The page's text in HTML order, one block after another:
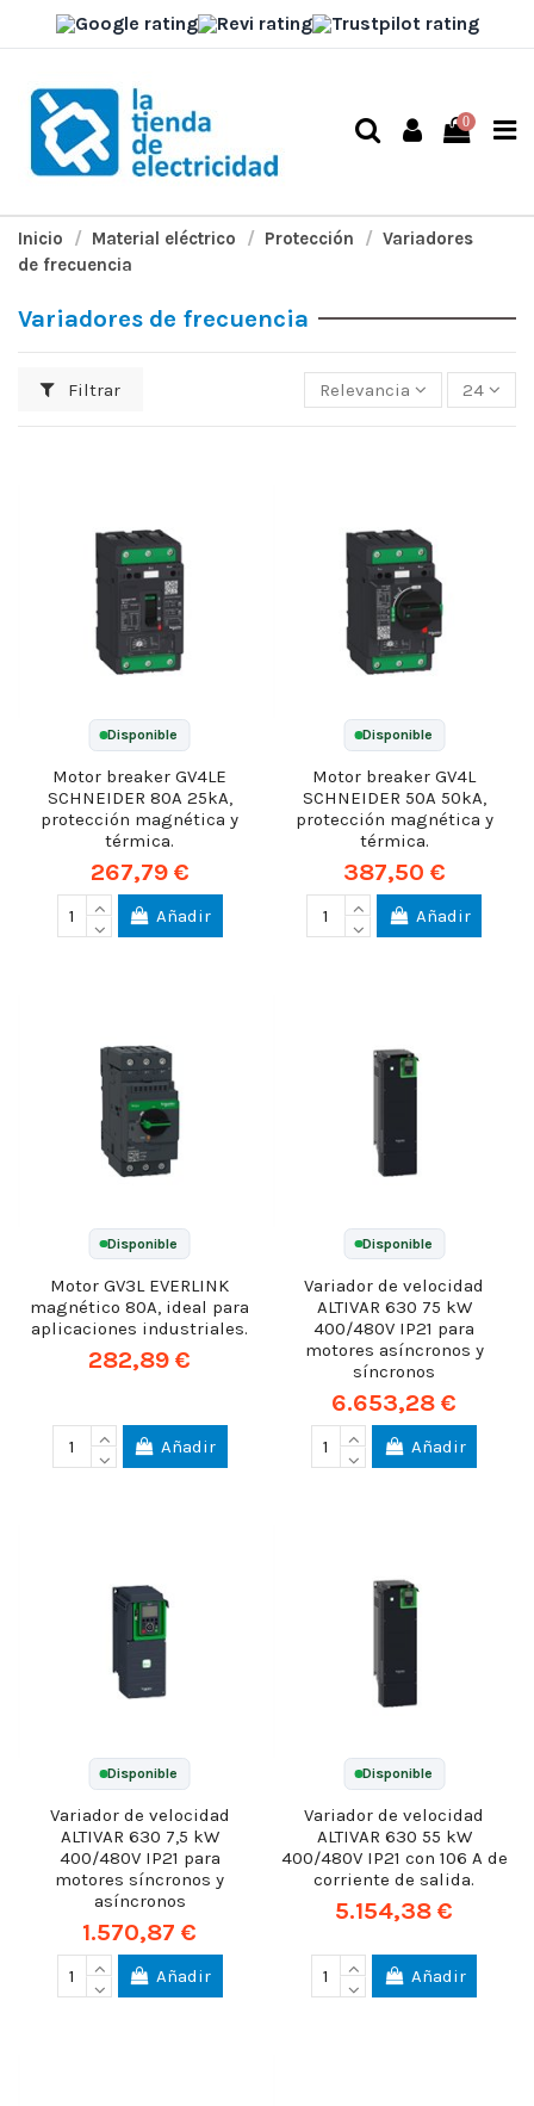
0
Inicio Material eléctrico Protección
Variadores
de frecuencia
Variadores de frecuencia
Filtrar Relevancia 24
Disponible
Motor breaker GV4LE
SCHNEIDER 80A 25kA,
protección magnética y
térmica.
267,79 €
Añadir
Disponible
Motor breaker GV4L
SCHNEIDER 50A 50kA,
protección magnética y
térmica.
387,50 €
Añadir
Disponible
Motor GV3L EVERLINK
magnético 80A, ideal para
aplicaciones industriales.
282,89 €
Añadir
Disponible
Variador de velocidad
ALTIVAR 630 75 kW
400/480V IP21 para
motores asíncronos y
síncronos
6.653,28 €
Añadir
Disponible
Variador de velocidad
ALTIVAR 630 7,5 kW
400/480V IP21 para
motores síncronos y
asíncronos
1.570,87 €
Añadir
Disponible
Variador de velocidad
ALTIVAR 630 55 kW
400/480V IP21 con 106 A de
corriente de salida.
5.154,38 €
Añadir